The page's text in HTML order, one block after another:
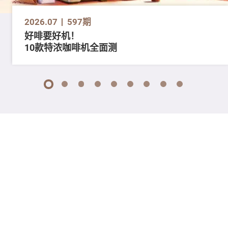
2026.07 597期
好啡要好机！
10款特浓咖啡机全面测
1 2 3 4 5 6 7 8 9